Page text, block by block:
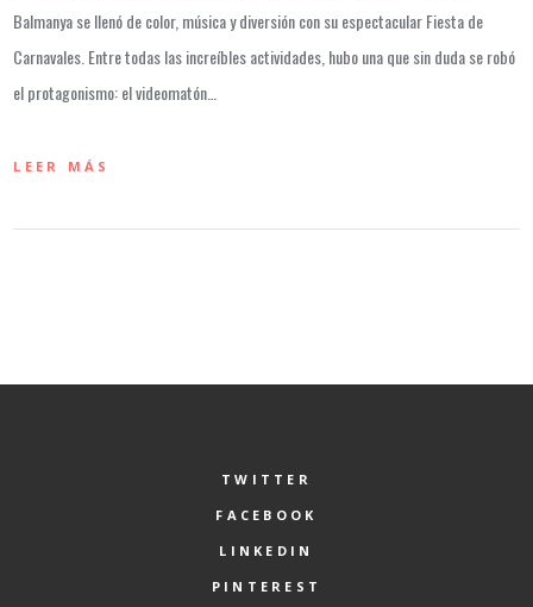
Balmanya se llenó de color, música y diversión con su espectacular Fiesta de
Carnavales. Entre todas las increíbles actividades, hubo una que sin duda se robó
el protagonismo: el videomatón…
LEER MÁS
TWITTER
FACEBOOK
LINKEDIN
PINTEREST